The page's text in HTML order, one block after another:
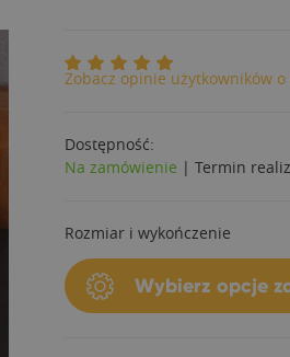
Zobacz opinie użytkowników
Dostępność:
Na zamówienie | Termin
Rozmiar i wykończenie
Wybierz opcje